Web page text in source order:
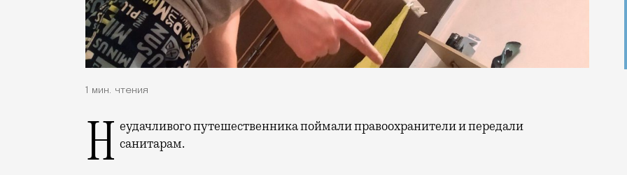
1 мин. чтения
Неудачливого путешественника поймали правоохранители и передали санитарам.